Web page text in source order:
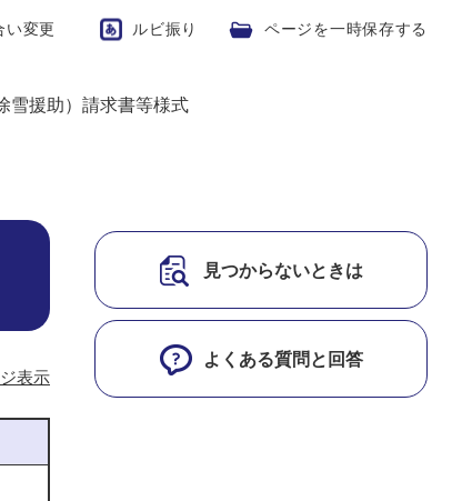
い変更 ルビ振り ページを一時保存する
雪援助）請求書等様式
表示
見つからないときは
よくある質問と回答